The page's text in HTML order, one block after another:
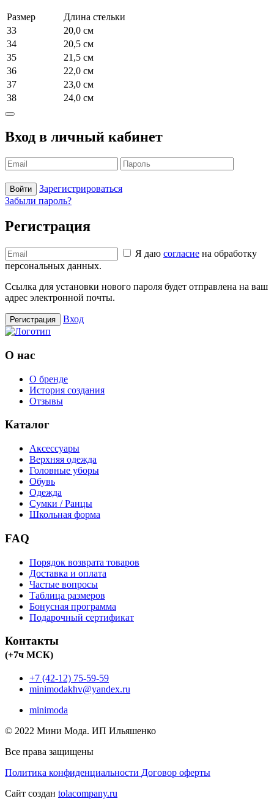
Размер
Длина стельки
33
20,0 см
34
20,5 см
35
21,5 см
36
22,0 см
37
23,0 см
38
24,0 см
Вход в личный кабинет
Войти
Зарегистрироваться
Забыли пароль?
Регистрация
Я даю согласие на обработку
персональных данных.
Ссылка для установки нового пароля будет отправлена ​​на ваш
адрес электронной почты.
Регистрация Вход
О нас
О бренде
История создания
Отзывы
Каталог
Аксессуары
Верхняя одежда
Головные уборы
Обувь
Одежда
Сумки / Ранцы
Школьная форма
FAQ
Порядок возврата товаров
Доставка и оплата
Частые вопросы
Таблица размеров
Бонусная программа
Подарочный сертификат
Контакты
(+7ч МСК)
+7 (42-12) 75-59-59
minimodakhv@yandex.ru
minimoda
© 2022 Мини Мода. ИП Ильяшенко
Все права защищены
Политика конфиденциальности Договор оферты
Сайт создан tolacompany.ru